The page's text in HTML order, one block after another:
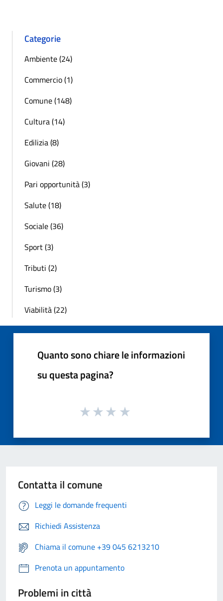
Categorie
Ambiente (24)
Commercio (1)
Comune (148)
Cultura (14)
Edilizia (8)
Giovani (28)
Pari opportunità (3)
Salute (18)
Sociale (36)
Sport (3)
Tributi (2)
Turismo (3)
Viabilità (22)
Quanto sono chiare le informazioni
su questa pagina?
Contatta il comune
Leggi le domande frequenti
Richiedi Assistenza
Chiama il comune +39 045 6213210
Prenota un appuntamento
Problemi in città